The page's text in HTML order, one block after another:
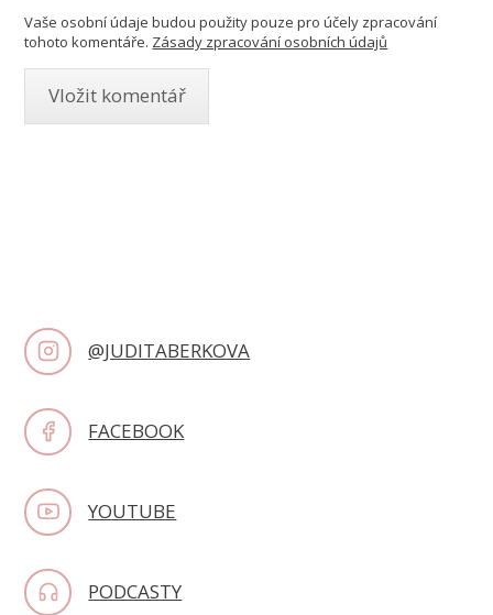
Vaše osobní údaje budou použity pouze pro účely zpracování
tohoto komentáře. Zásady zpracování osobních údajů
@JUDITABERKOVA
FACEBOOK
YOUTUBE
PODCASTY